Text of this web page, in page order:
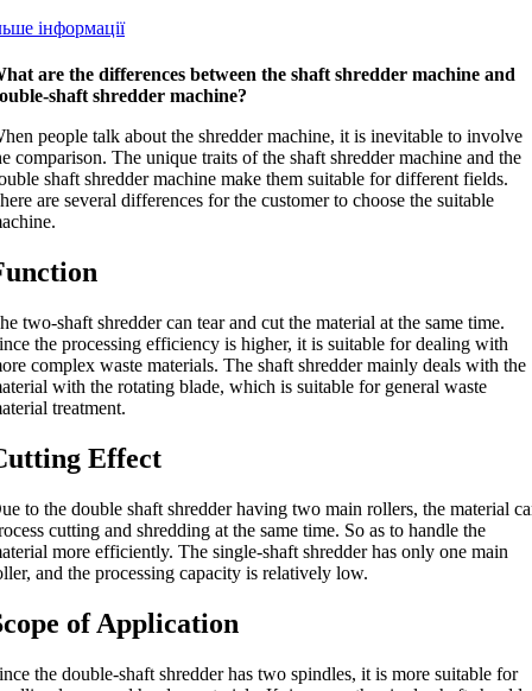
інформації
are the differences between the shaft shredder machine and
shaft shredder machine?
people talk about the shredder machine,it is inevitable to involve
comparison.The unique traits of the shaft shredder machine and the
shaft shredder machine make them suitable for different fields.
are several differences for the customer to choose the suitable
.
two-shaft shredder can tear and cut the material at the same time.
the processing efficiency is higher,it is suitable for dealing with
complex waste materials.The shaft shredder mainly deals with the
with the rotating blade,which is suitable for general waste
treatment.
Effect
to the double shaft shredder having two main rollers,the material
cutting and shredding at the same time. So as to handle the
more efficiently.The single-shaft shredder has only one main
,and the processing capacity is relatively low.
of Application
the double-shaft shredder has two spindles,it is more suitable for